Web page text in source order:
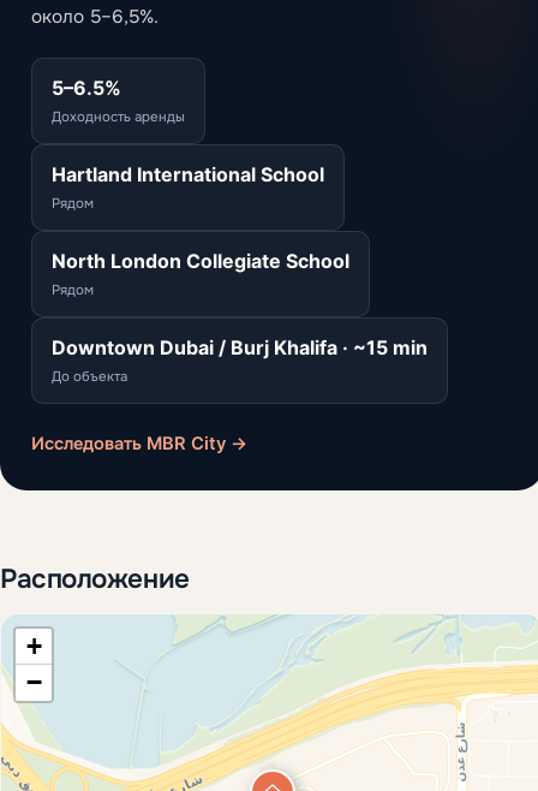
около 5–6,5%.
5–6.5%
Доходность аренды
Hartland International School
Рядом
North London Collegiate School
Рядом
Downtown Dubai / Burj Khalifa · ~15 min
До объекта
Исследовать MBR City →
Расположение
+
−